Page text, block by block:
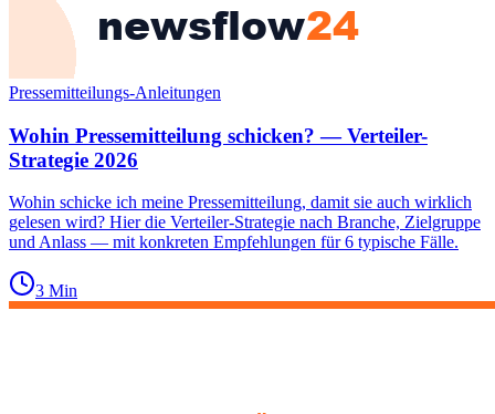
Pressemitteilungs-Anleitungen
Wohin Pressemitteilung schicken? — Verteiler-
Strategie 2026
Wohin schicke ich meine Pressemitteilung, damit sie auch wirklich
gelesen wird? Hier die Verteiler-Strategie nach Branche, Zielgruppe
und Anlass — mit konkreten Empfehlungen für 6 typische Fälle.
3 Min